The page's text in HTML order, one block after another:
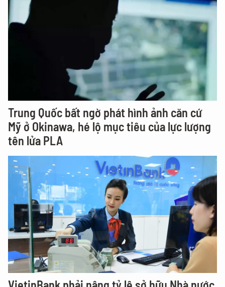
Trung Quốc bất ngờ phát hình ảnh căn cứ
Mỹ ở Okinawa, hé lộ mục tiêu của lực lượng
tên lửa PLA